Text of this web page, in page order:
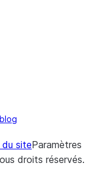
siteParamètres
droits réservés.